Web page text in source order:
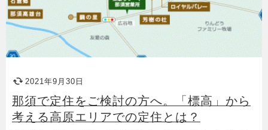
2021年9月30日
那須で定住をご検討の方へ。「標高」から
考える高原エリアでの定住とは？